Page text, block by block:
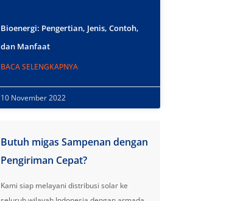
Bioenergi: Pengertian, Jenis, Contoh,
dan Manfaat
BACA SELENGKAPNYA
10 November 2022
Butuh migas Sampenan dengan
Pengiriman Cepat?
Kami siap melayani distribusi solar ke